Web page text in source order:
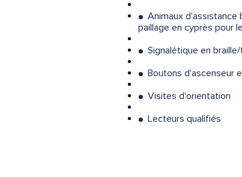
● Animaux d'assistance
paillage en cyprès pour
● Signalétique en
● Boutons d'ascenseur
● Visites d'orientation
● Lecteurs qualifiés